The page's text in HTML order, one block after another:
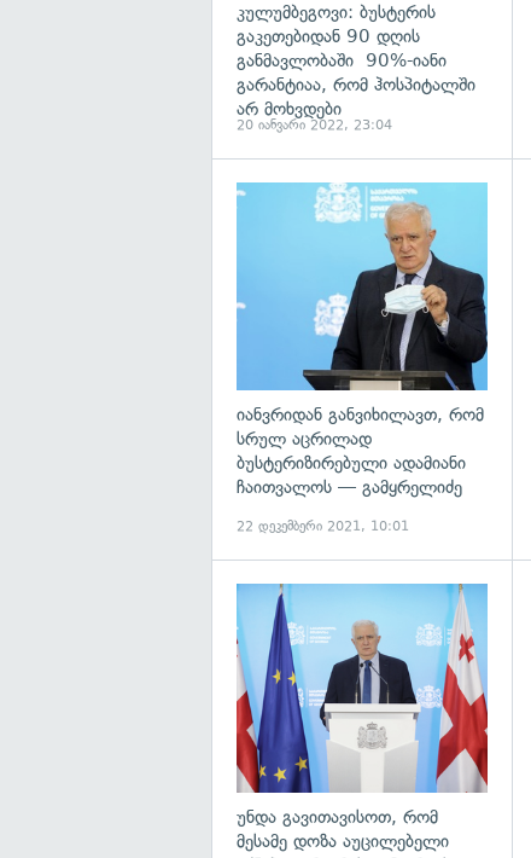
კულუმბეგოვი: ბუსტერის
გაკეთებიდან 90 დღის
განმავლობაში 90%-იანი
გარანტიაა, რომ ჰოსპიტალში
არ მოხვდები
20 იანვარი 2022, 23:04
იანვრიდან განვიხილავთ, რომ
სრულ აცრილად
ბუსტერიზირებული ადამიანი
ჩაითვალოს — გამყრელიძე
22 დეკემბერი 2021, 10:01
უნდა გავითავისოთ, რომ
მესამე დოზა აუცილებელი